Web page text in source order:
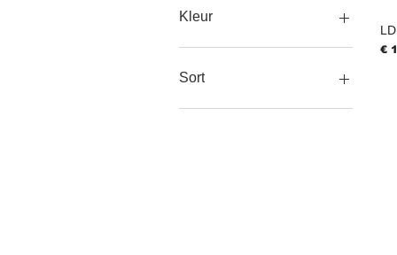
€ 15
Kleur
Gold
Gunmetal
Sort
Bracelet
€